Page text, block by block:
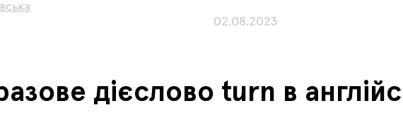
дієслово turn в
02.08.2023